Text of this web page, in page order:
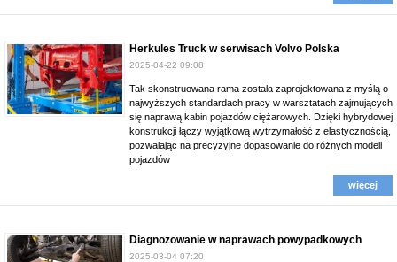
Herkules Truck w serwisach Volvo Polska
2025-04-22 09:08
Tak skonstruowana rama została zaprojektowana z myślą o
najwyższych standardach pracy w warsztatach zajmujących
się naprawą kabin pojazdów ciężarowych. Dzięki hybrydowej
konstrukcji łączy wyjątkową wytrzymałość z elastycznością,
pozwalając na precyzyjne dopasowanie do różnych modeli
pojazdów
więcej
Diagnozowanie w naprawach powypadkowych
2025-03-04 07:20